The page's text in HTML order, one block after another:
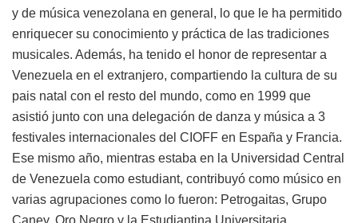
y de música venezolana en general, lo que le ha permitido
enriquecer su conocimiento y práctica de las tradiciones
musicales. Además, ha tenido el honor de representar a
Venezuela en el extranjero, compartiendo la cultura de su
pais natal con el resto del mundo, como en 1999 que
asistió junto con una delegación de danza y música a 3
festivales internacionales del CIOFF en España y Francia.
Ese mismo año, mientras estaba en la Universidad Central
de Venezuela como estudiant, contribuyó como músico en
varias agrupaciones como lo fueron: Petrogaitas, Grupo
Caney, Oro Negro y la Estudiantina Universitaria.